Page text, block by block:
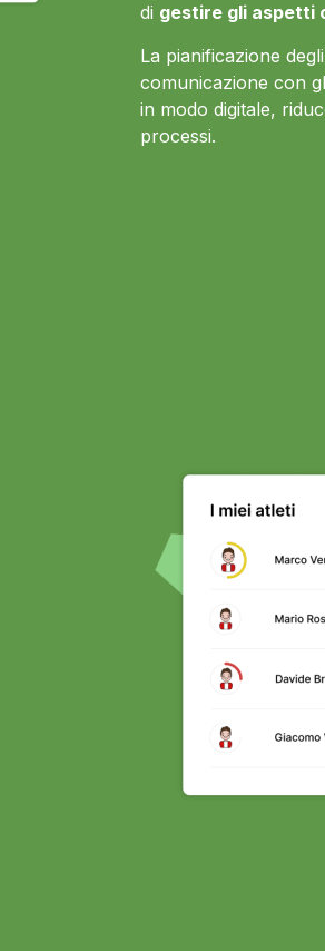
di gestire gli aspetti
La pianificazione
comunicazione con
in modo digitale,
processi.